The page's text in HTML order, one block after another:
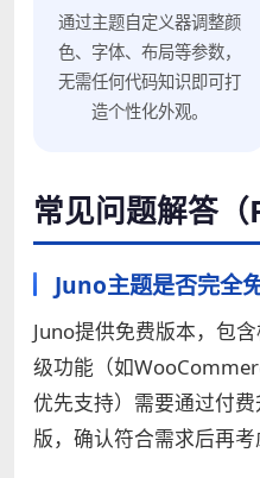
通过主题自定义器调整颜
色、字体、布局等参数，
无需任何代码知识即可打
造个性化外观。
常见问题解答（
Juno主题是否完全
Juno提供免费版本，包
级功能（如
优先支持）需要通过付
版，确认符合需求后再考